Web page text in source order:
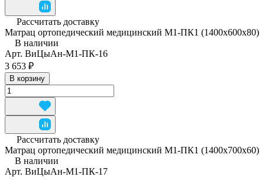
Рассчитать доставку
Матрац ортопедический медицинский М1-ПК1 (1400x600x80)
В наличии
Арт. ВиЦыАн-М1-ПК-16
3 653 ₽
В корзину
Рассчитать доставку
Матрац ортопедический медицинский М1-ПК1 (1400x700x60)
В наличии
Арт. ВиЦыАн-М1-ПК-17